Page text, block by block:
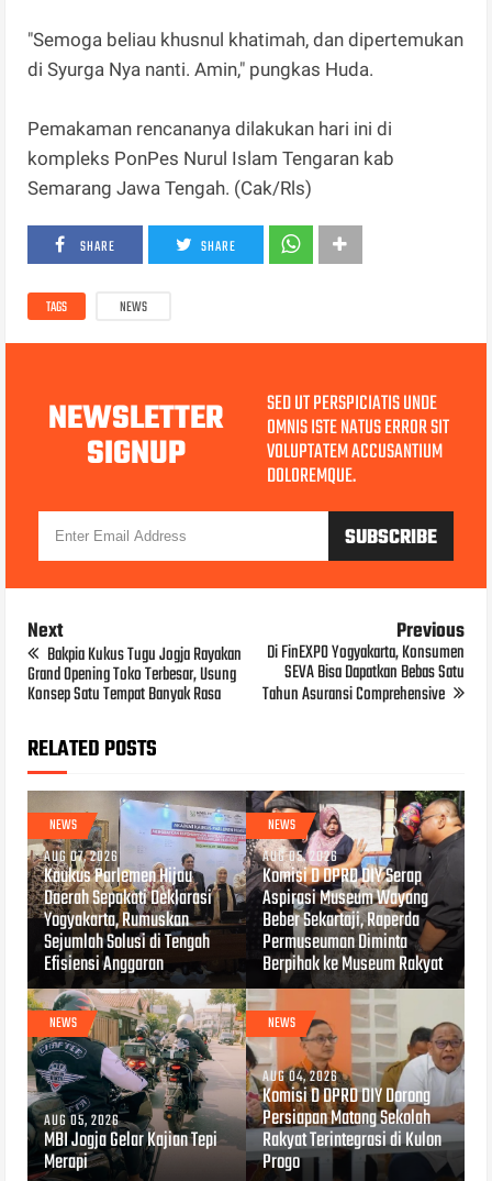
"Semoga beliau khusnul khatimah, dan dipertemukan
di Syurga Nya nanti. Amin," pungkas Huda.
Pemakaman rencananya dilakukan hari ini di
kompleks PonPes Nurul Islam Tengaran kab
Semarang Jawa Tengah. (Cak/Rls)
SHARE SHARE
TAGS NEWS
NEWSLETTER
SIGNUP
SED UT PERSPICIATIS UNDE
OMNIS ISTE NATUS ERROR SIT
VOLUPTATEM ACCUSANTIUM
DOLOREMQUE.
Next
Bakpia Kukus Tugu Jogja Rayakan
Grand Opening Toko Terbesar, Usung
Konsep Satu Tempat Banyak Rasa
Previous
Di FinEXPO Yogyakarta, Konsumen
SEVA Bisa Dapatkan Bebas Satu
Tahun Asuransi Comprehensive
RELATED POSTS
NEWS
AUG 07, 2026
Kaukus Parlemen Hijau
Daerah Sepakati Deklarasi
Yogyakarta, Rumuskan
Sejumlah Solusi di Tengah
Efisiensi Anggaran
NEWS
AUG 05, 2026
Komisi D DPRD DIY Serap
Aspirasi Museum Wayang
Beber Sekartaji, Raperda
Permuseuman Diminta
Berpihak ke Museum Rakyat
NEWS
AUG 05, 2026
MBI Jogja Gelar Kajian Tepi
Merapi
NEWS
AUG 04, 2026
Komisi D DPRD DIY Dorong
Persiapan Matang Sekolah
Rakyat Terintegrasi di Kulon
Progo